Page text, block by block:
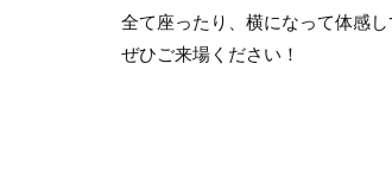
全て座ったり、横になって体感し
ぜひご来場ください！